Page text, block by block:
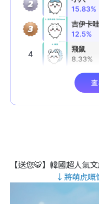
【送您🐯】韓國超人氣
↓將萌虎嘅